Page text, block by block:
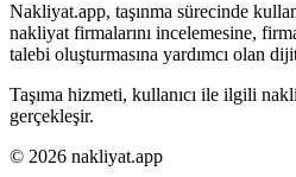
Nakliyat.app, taşınma sürecinde
nakliyat firmalarını incelemesine,
talebi oluşturmasına yardımcı olan
Taşıma hizmeti, kullanıcı ile ilgili
gerçekleşir.
© 2026 nakliyat.app